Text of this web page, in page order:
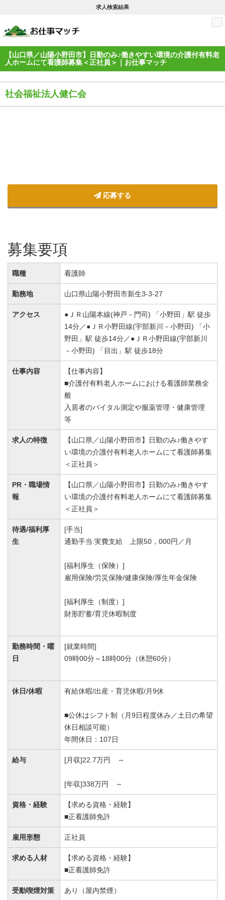
求人検索結果
【山口県／山陽小野田市】日勤のみ♪働きやすい環境の介護付有料老
人ホームにて看護師募集＜正社員＞｜お仕事マッチ
社会福祉法人健仁会
応募する
募集要項
職種 看護師
勤務地 山口県山陽小野田市新生3-3-27
アクセス
●ＪＲ山陽本線(神戸－門司) 「小野田」駅 徒歩
14分／●ＪＲ小野田線(宇部新川－小野田) 「小
野田」駅 徒歩14分／●ＪＲ小野田線(宇部新川
－小野田) 「目出」駅 徒歩18分
仕事内容
【仕事内容】
■介護付有料老人ホームにおける看護師業務全
般
入居者のバイタル測定や服薬管理・健康管理
等
求人の特徴
【山口県／山陽小野田市】日勤のみ♪働きやす
い環境の介護付有料老人ホームにて看護師募集
＜正社員＞
PR・職場情
報
【山口県／山陽小野田市】日勤のみ♪働きやす
い環境の介護付有料老人ホームにて看護師募集
＜正社員＞
待遇/福利厚
生
[手当]
通勤手当:実費支給 上限50，000円／月
[福利厚生（保険）]
雇用保険/労災保険/健康保険/厚生年金保険
[福利厚生（制度）]
財形貯蓄/育児休暇制度
勤務時間・曜
日
[就業時間]
09時00分～18時00分（休憩60分）
休日/休暇 有給休暇/出産・育児休暇/月9休
■公休はシフト制（月9日程度休み／土日の希望
休日相談可能）
年間休日：107日
給与 [月収]22.7万円 ～
[年収]338万円 ～
資格・経験
【求める資格・経験】
■正看護師免許
雇用形態 正社員
求める人材
【求める資格・経験】
■正看護師免許
受動喫煙対策 あり（屋内禁煙）